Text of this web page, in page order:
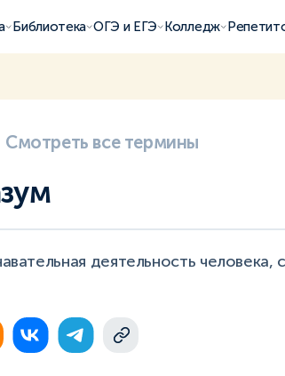
Библиотека ОГЭ и ЕГЭ Колледж
Смотреть все термины
деятельность